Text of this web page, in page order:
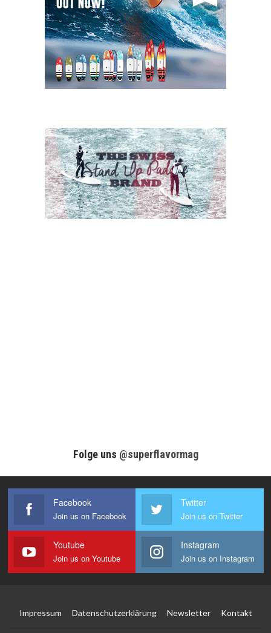
Folge uns @superflavormag
Facebook
Join us on Facebook
Twitter
Join us on Twitter
Youtube
Join us on Youtube
Instagram
Join us on Instagram
Impressum Datenschutzerklärung Newsletter Kontakt